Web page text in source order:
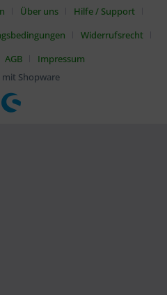
Über uns
Hilfe / Support
Widerrufsrecht
AGB
Impressum
mit Shopware